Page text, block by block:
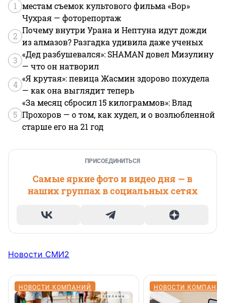
1 местам съемок культового фильма «Вор»
Чухрая — фоторепортаж
2
Почему внутри Урана и Нептуна идут дожди
из алмазов? Разгадка удивила даже ученых
3
«Дед разбушевался»: SHAMAN довел Мизулину
— что он натворил
4
«Я крутая»: певица Жасмин здорово похудела
— как она выглядит теперь
5
«За месяц сбросил 15 килограммов»: Влад
Прохоров — о том, как худел, и о возлюбленной
старше его на 21 год
ПРИСОЕДИНИТЬСЯ
Самые яркие фото и видео дня — в
наших группах в социальных сетях
Новости СМИ2
НОВОСТИ КОМПАНИЙ НОВОСТИ